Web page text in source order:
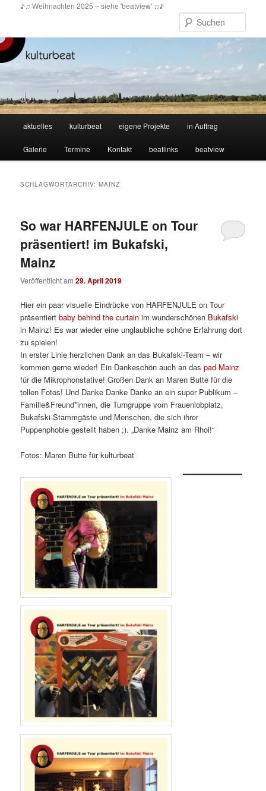
springen
springen
♪♫ Weihnachten 2025 – siehe 'beatview' ♫♪
aktuelles kulturbeat eigene Projekte in Auftrag
Galerie Termine Kontakt beatlinks beatview
SCHLAGWORTARCHIV:MAINZ
So war HARFENJULE on Tour
präsentiert! im Bukafski,
Mainz
Veröffentlicht am29. April 2019
Hier ein paar visuelle Eindrücke von HARFENJULE on Tour
präsentiertbaby behind the curtain im wunderschönen Bukafski
in Mainz! Es war wieder eine unglaubliche schöne Erfahrung dort
zu spielen!
In erster Linie herzlichen Dank an das Bukafski-Team – wir
kommen gerne wieder! Ein Dankeschön auch an daspad Mainz
für die Mikrophonstative! Großen Dank an Maren Butte für die
tollen Fotos! Und Danke Danke Danke an ein super Publikum –
Familie&Freund*innen, die Turngruppe vom Frauenlobplatz,
Bukafski-Stammgäste und Menschen, die sich ihrer
Puppenphobie gestellt haben ;). „Danke Mainz am Rhoi!“
Fotos: Maren Butte für kulturbeat